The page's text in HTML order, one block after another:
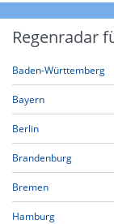
Regenradar
Baden-Württemberg
Bayern
Berlin
Brandenburg
Bremen
Hamburg